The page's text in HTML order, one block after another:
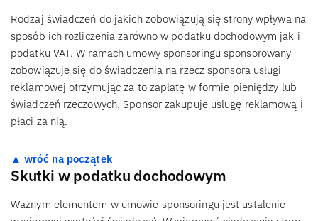
Rodzaj świadczeń do jakich zobowiązują się strony wpływa na
sposób ich rozliczenia zarówno w podatku dochodowym jak i
podatku VAT. W ramach umowy sponsoringu sponsorowany
zobowiązuje się do świadczenia na rzecz sponsora usługi
reklamowej otrzymując za to zapłatę w formie pieniędzy lub
świadczeń rzeczowych. Sponsor zakupuje usługę reklamową i
płaci za nią.
▲ wróć na początek
Skutki w podatku dochodowym
Ważnym elementem w umowie sponsoringu jest ustalenie